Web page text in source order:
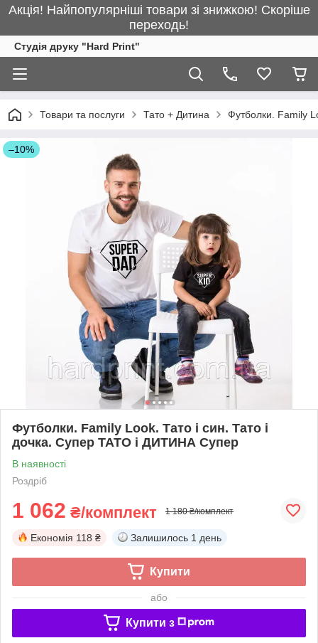
Акція! Найпопулярніші товари зі знижкою! Скоріше
переходь!
Студія друку "Hard Print"
Товари та послуги Тато + Дитина Футболки. Family
–10%
Футболки. Family Look. Тато і син. Тато і
дочка. Супер ТАТО і ДИТИНА Супер
В наявності
Роздріб
1 062 ₴/комплект 1 180 ₴/комплект
Економія 118 ₴ Залишилось 1 день
Купити
або
Купити з